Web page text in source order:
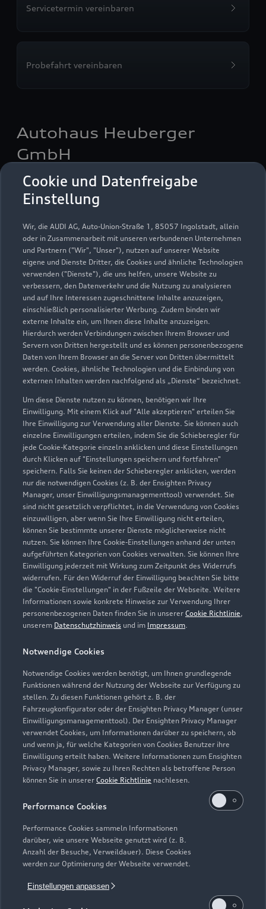
Cookie und Datenfreigabe
Einstellung
Wir, die AUDI AG, Auto-Union-Straße 1, 85057 Ingolstadt, allein
oder in Zusammenarbeit mit unseren verbundenen Unternehmen
und Partnern ("Wir", "Unser"), nutzen auf unserer Website
eigene und Dienste Dritter, die Cookies und ähnliche Technologien
verwenden ("Dienste"), die uns helfen, unsere Website zu
verbessern, den Datenverkehr und die Nutzung zu analysieren
und auf Ihre Interessen zugeschnittene Inhalte anzuzeigen,
einschließlich personalisierter Werbung. Zudem binden wir
externe Inhalte ein, um Ihnen diese Inhalte anzuzeigen.
Hierdurch werden Verbindungen zwischen Ihrem Browser und
Servern von Dritten hergestellt und es können personenbezogene
Daten von Ihrem Browser an die Server von Dritten übermittelt
werden. Cookies, ähnliche Technologien und die Einbindung von
externen Inhalten werden nachfolgend als „Dienste“ bezeichnet.
Um diese Dienste nutzen zu können, benötigen wir Ihre
Einwilligung. Mit einem Klick auf "Alle akzeptieren" erteilen Sie
Ihre Einwilligung zur Verwendung aller Dienste. Sie können auch
einzelne Einwilligungen erteilen, indem Sie die Schieberegler für
jede Cookie-Kategorie einzeln anklicken und diese Einstellungen
durch Klicken auf "Einstellungen speichern und fortfahren"
speichern. Falls Sie keinen der Schieberegler anklicken, werden
nur die notwendigen Cookies (z. B. der Ensighten Privacy
Manager, unser Einwilligungsmanagementtool) verwendet. Sie
sind nicht gesetzlich verpflichtet, in die Verwendung von Cookies
einzuwilligen, aber wenn Sie Ihre Einwilligung nicht erteilen,
können Sie bestimmte unserer Dienste möglicherweise nicht
nutzen. Sie können Ihre Cookie-Einstellungen anhand der unten
aufgeführten Kategorien von Cookies verwalten. Sie können Ihre
Einwilligung jederzeit mit Wirkung zum Zeitpunkt des Widerrufs
widerrufen. Für den Widerruf der Einwilligung beachten Sie bitte
die "Cookie-Einstellungen" in der Fußzeile der Webseite. Weitere
Informationen sowie konkrete Hinweise zur Verwendung Ihrer
personenbezogenen Daten finden Sie in unserer Cookie Richtlinie,
unserem Datenschutzhinweis und im Impressum.
Notwendige Cookies
Notwendige Cookies werden benötigt, um Ihnen grundlegende
Funktionen während der Nutzung der Webseite zur Verfügung zu
stellen. Zu diesen Funktionen gehört z. B. der
Fahrzeugkonfigurator oder der Ensighten Privacy Manager (unser
Einwilligungsmanagementtool). Der Ensighten Privacy Manager
verwendet Cookies, um Informationen darüber zu speichern, ob
und wenn ja, für welche Kategorien von Cookies Benutzer ihre
Einwilligung erteilt haben. Weitere Informationen zum Ensighten
Privacy Manager, sowie zu Ihren Rechten als betroffene Person
können Sie in unserer Cookie Richtlinie nachlesen.
Performance Cookies
Performance Cookies sammeln Informationen
darüber, wie unsere Webseite genutzt wird (z. B.
Anzahl der Besuche, Verweildauer). Diese Cookies
werden zur Optimierung der Webseite verwendet.
Einstellungen anpassen
Servicetermin vereinbaren
Probefahrt vereinbaren
Autohaus Heuberger
GmbH
Autoverkauf
Servicepartner
Audi Gebrauchtwagen :plus
Hiebelerstraße 65
87629 Füssen
08362 919229
anfrage@autohaus-heuberger.de
Kontaktdaten herunterladen
Öffnungszeiten
Verkauf
Geschlossen,öffnet amMontag 08:00
Service
Geschlossen
Samstag: Verkauf: nach Vereinbarung
Zurück nach oben
Modelle
Elektromodelle
Plug-in-Hybride
Neuwagensuche
Gebrauchtwagensuche
Service & Zubehör
Saisonale Angebote
Audi Services
Support
Über Audi